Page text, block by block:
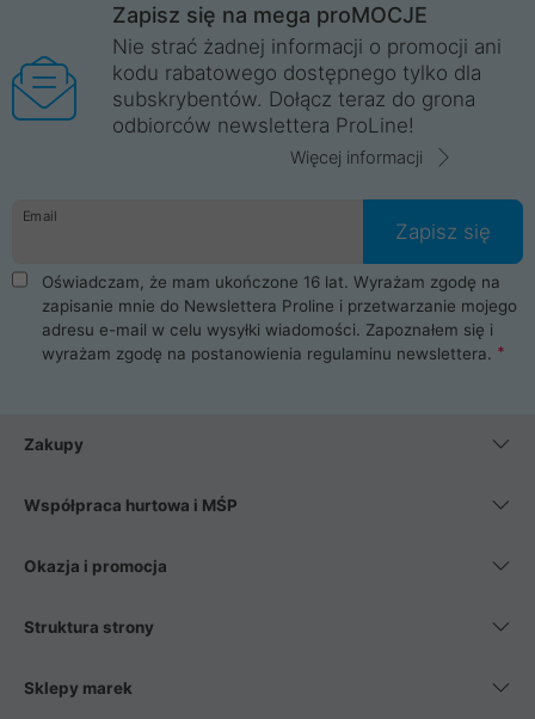
Wrocław, Poznań, Legnica, Katowice, Gliwice, Kalisz, Bytom,
Trzebnica, Opole. Szybka i profesjonalna obsługa!
ProLine to polska firma ze 100% polskim kapitałem. Działamy
legalnie i płacimy podatki w naszym kraju! Posiadamy siedzibę
główną w Mirkowie oraz salony na terenie kraju. Cała
komunikacja ze sklepem komputerowym ProLine jest
danych osobowych. Dlatego zakup notebooka albo laptopa w
ProLine to czysta przyjemność i pełne bezpieczeństwo.
Zaopatrzysz się u nas w akcesoria i części komputerowe
takie jak procesory, karty graficzne, płyty główne, pamięci,
dyski SSD, M.2 oraz HDD. Nasi pracownicy pomogą Ci wybrać
najlepszy zasilacz komputerowy oraz obudowę do komputera.
Poza komputerami mamy również najlepsze na rynku
Smartfony takich producentów jak Xiaomi, Apple, Samsung i
wentylatory. Na koniec mając już to wszystko, możesz
Zapisz się na mega proMOCJE
Nie strać żadnej informacji o promocji ani
kodu rabatowego dostępnego tylko dla
subskrybentów. Dołącz teraz do grona
odbiorców newslettera ProLine!
Więcej informacji
Email
Zapisz się
Oświadczam, że mam ukończone 16 lat. Wyrażam zgodę na
zapisanie mnie do Newslettera Proline i przetwarzanie mojego
adresu e-mail w celu wysyłki wiadomości. Zapoznałem się i
wyrażam zgodę na postanowienia regulaminu newslettera.
Zakupy
Współpraca hurtowa i MŚP
Okazja i promocja
Struktura strony
Sklepy marek